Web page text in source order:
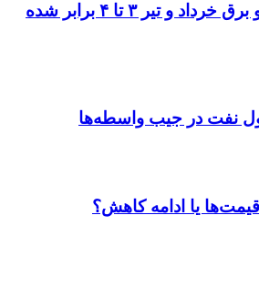
*چرا قبض آب و برق خرداد و تیر ۳ تا ۴ برابر شده
پول نفت در جیب واسطه‌ها
قیمت‌ها یا ادامه کاهش؟